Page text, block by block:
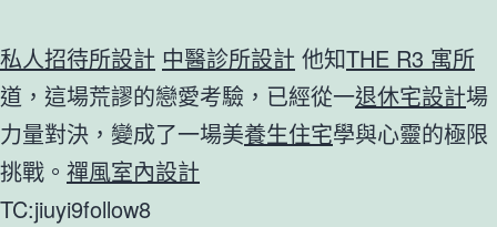
私人招待所設計 中醫診所設計 他知THE R3 寓所
道，這場荒謬的戀愛考驗，已經從一退休宅設計場
力量對決，變成了一場美養生住宅學與心靈的極限
挑戰。 禪風室內設計
TC:jiuyi9follow8